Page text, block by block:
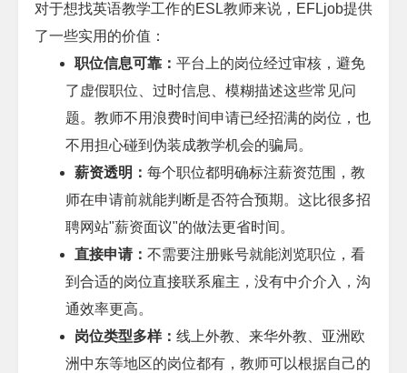
对于想找英语教学工作的ESL教师来说， EFLjob提供
了一些实用的价值：
职位信息可靠： 平台上的岗位经过审核，避免
了虚假职位、过时信息、模糊描述这些常见问
题。教师不用浪费时间申请已经招满的岗位，也
不用担心碰到伪装成教学机会的骗局。
薪资透明： 每个职位都明确标注薪资范围，教
师在申请前就能判断是否符合预期。这比很多招
聘网站"薪资面议"的做法更省时间。
直接申请： 不需要注册账号就能浏览职位，看
到合适的岗位直接联系雇主，没有中介介入，沟
通效率更高。
岗位类型多样： 线上外教、来华外教、亚洲欧
洲中东等地区的岗位都有，教师可以根据自己的